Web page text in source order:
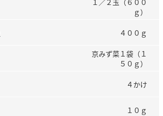
１／２玉（６００
ｇ）
４００ｇ
京みず菜１袋（１
５０ｇ）
４かけ
１０ｇ